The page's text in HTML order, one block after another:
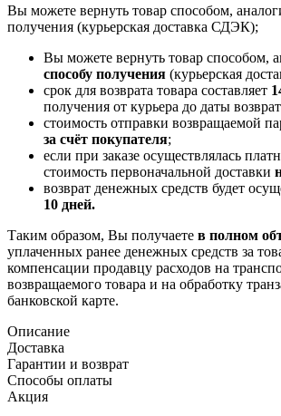
Вы можете вернуть товар способом,
получения (курьерская доставка СДЭК);
Вы можете вернуть товар способом,
способу получения (курьерская
срок для возврата товара составляет
получения от курьера до даты
стоимость отправки возвращаемой
за счёт покупателя;
если при заказе осуществлялась
стоимость первоначальной доставки
возврат денежных средств будет
10 дней.
Таким образом, Вы получаете в полном
уплаченных ранее денежных средств за
компенсации продавцу расходов на
возвращаемого товара и на обработку
банковской карте.
Описание
Доставка
Гарантии и возврат
Способы оплаты
Акция